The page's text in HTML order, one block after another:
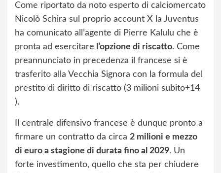
Come riportato da noto esperto di calciomercato
Nicolò Schira sul proprio account X la Juventus
ha comunicato all’agente di Pierre Kalulu che è
pronta ad esercitare l’opzione di riscatto. Come
preannunciato in precedenza il francese si è
trasferito alla Vecchia Signora con la formula del
prestito di diritto di riscatto (3 milioni subito+14
).
Il centrale difensivo francese è dunque pronto a
firmare un contratto da circa 2 milioni e mezzo
di euro a stagione di durata fino al 2029. Un
forte investimento, quello che sta per chiudere